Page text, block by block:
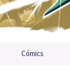
Cómics